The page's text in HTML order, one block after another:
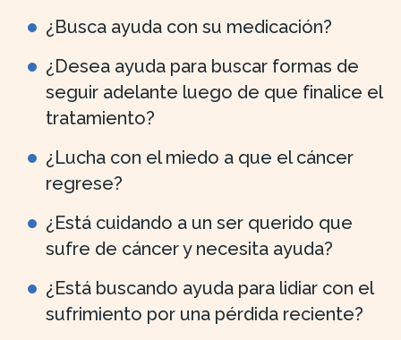
¿Busca ayuda con su medicación?
¿Desea ayuda para buscar formas de
seguir adelante luego de que finalice el
tratamiento?
¿Lucha con el miedo a que el cáncer
regrese?
¿Está cuidando a un ser querido que
sufre de cáncer y necesita ayuda?
¿Está buscando ayuda para lidiar con el
sufrimiento por una pérdida reciente?